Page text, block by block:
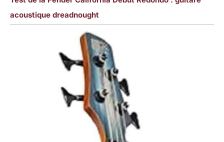
acoustique dreadnought